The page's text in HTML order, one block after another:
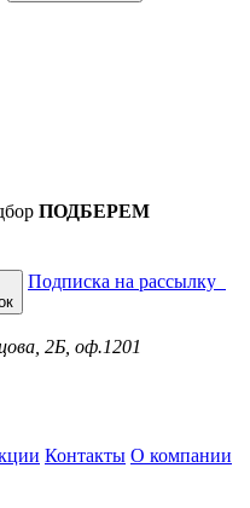
ПОДБЕРЕМ
Подписка на рассылку
2Б, оф.1201
Контакты О компании